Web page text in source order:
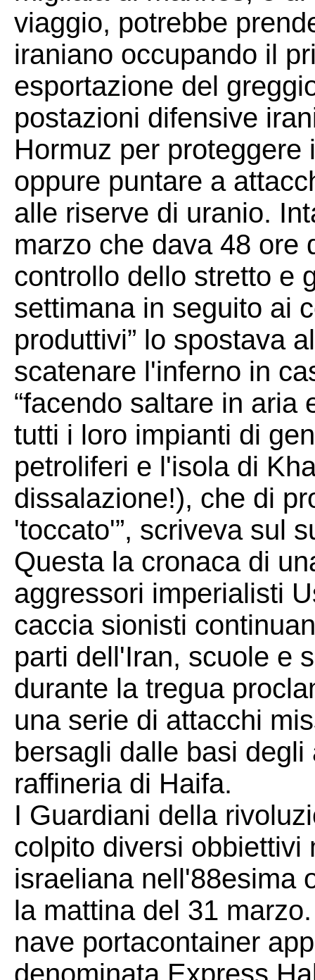
viaggio, potrebbe
iraniano occupando il
esportazione del
postazioni difensive
Hormuz per
oppure puntare a
alle riserve di uranio.
marzo che dava 48 ore
controllo dello stretto e
settimana in seguito ai
produttivi” lo spostava
scatenare l'inferno in
“facendo saltare in aria
tutti i loro impianti di
petroliferi e l'isola di
dissalazione!), che di
'toccato'”, scriveva sul
Questa la cronaca di
aggressori imperialisti
caccia sionisti
parti dell'Iran, scuole e
durante la tregua
una serie di attacchi
bersagli dalle basi
raffineria di Haifa.
I Guardiani della
colpito diversi obbiettivi
israeliana nell'88esima
la mattina del 31
nave portacontainer
denominata Express